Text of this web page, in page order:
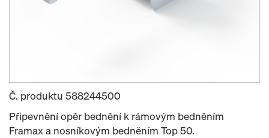
Č. produktu 588244500
Připevnění opěr bednění k rámovým bedněním
Framax a nosníkovým bedněním Top 50.